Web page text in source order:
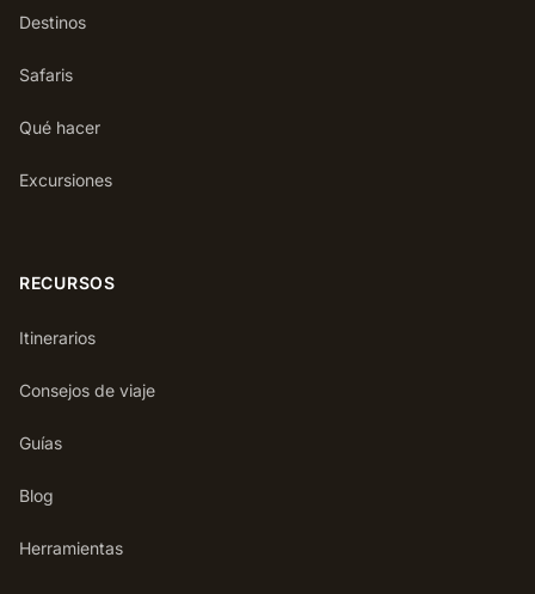
Destinos
Safaris
Qué hacer
Excursiones
RECURSOS
Itinerarios
Consejos de viaje
Guías
Blog
Herramientas